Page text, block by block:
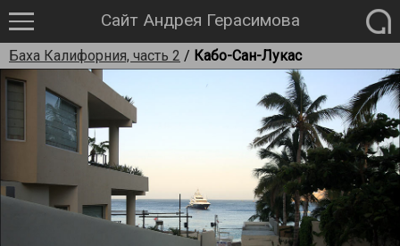
Сайт Андрея Герасимова
Баха Калифорния, часть 2 / Кабо-Сан-Лукас